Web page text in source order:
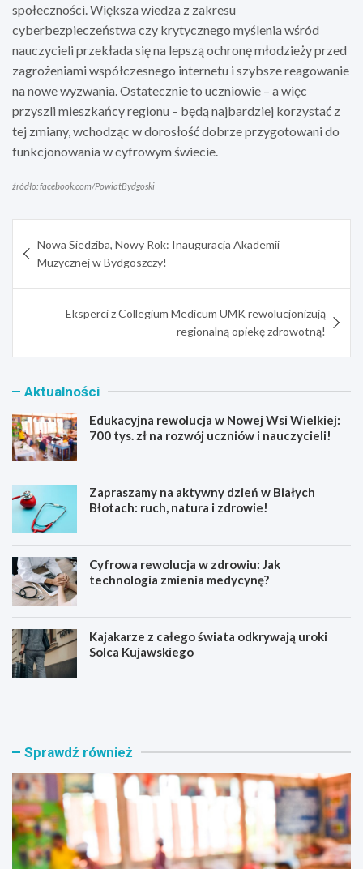
społeczności. Większa wiedza z zakresu
cyberbezpieczeństwa czy krytycznego myślenia wśród
nauczycieli przekłada się na lepszą ochronę młodzieży przed
zagrożeniami współczesnego internetu i szybsze reagowanie
na nowe wyzwania. Ostatecznie to uczniowie – a więc
przyszli mieszkańcy regionu – będą najbardziej korzystać z
tej zmiany, wchodząc w dorosłość dobrze przygotowani do
funkcjonowania w cyfrowym świecie.
źródło: facebook.com/PowiatBydgoski
wpisu
Nowa Siedziba, Nowy Rok: Inauguracja Akademii
Muzycznej w Bydgoszczy!
Eksperci z Collegium Medicum UMK rewolucjonizują
regionalną opiekę zdrowotną!
Aktualności
Edukacyjna rewolucja w Nowej Wsi Wielkiej:
700 tys. zł na rozwój uczniów i nauczycieli!
Zapraszamy na aktywny dzień w Białych
Błotach: ruch, natura i zdrowie!
Cyfrowa rewolucja w zdrowiu: Jak
technologia zmienia medycynę?
Kajakarze z całego świata odkrywają uroki
Solca Kujawskiego
E
c
j
n
a
r
e
w
Z
s
a
m
y
n
a
a
Sprawdź również